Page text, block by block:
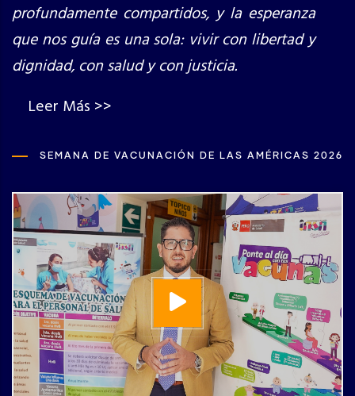
profundamente compartidos, y la esperanza
que nos guía es una sola: vivir con libertad y
dignidad, con salud y con justicia.
Leer Más >>
SEMANA DE VACUNACIÓN DE LAS AMÉRICAS 2026